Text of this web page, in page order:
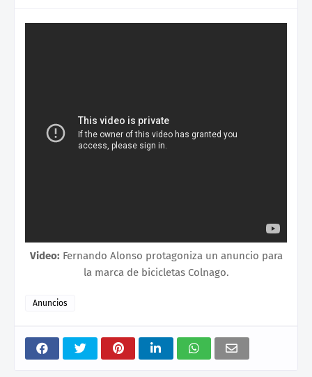
Video: Fernando Alonso protagoniza un anuncio para
la marca de bicicletas Colnago.
Anuncios